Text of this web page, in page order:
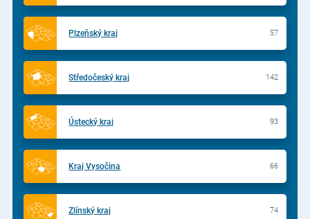
Plzeňský kraj 57
Středočeský kraj 142
Ústecký kraj 93
Kraj Vysočina 66
Zlínský kraj 74